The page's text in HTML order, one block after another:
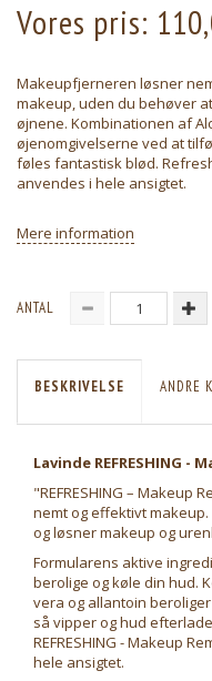
Vores pris:
Makeupfjerneren løsner
makeup, uden du behøver
øjnene. Kombinationen af
øjenomgivelserne ved at
føles fantastisk blød.
anvendes i hele ansigtet.
Mere information
ANTAL
BESKRIVELSE ANDRE
Lavinde REFRESHING -
"REFRESHING –
nemt og effektivt
og løsner makeup og
Formularens aktive
berolige og køle din hud.
vera og allantoin
så vipper og hud
REFRESHING - Makeup
hele ansigtet.